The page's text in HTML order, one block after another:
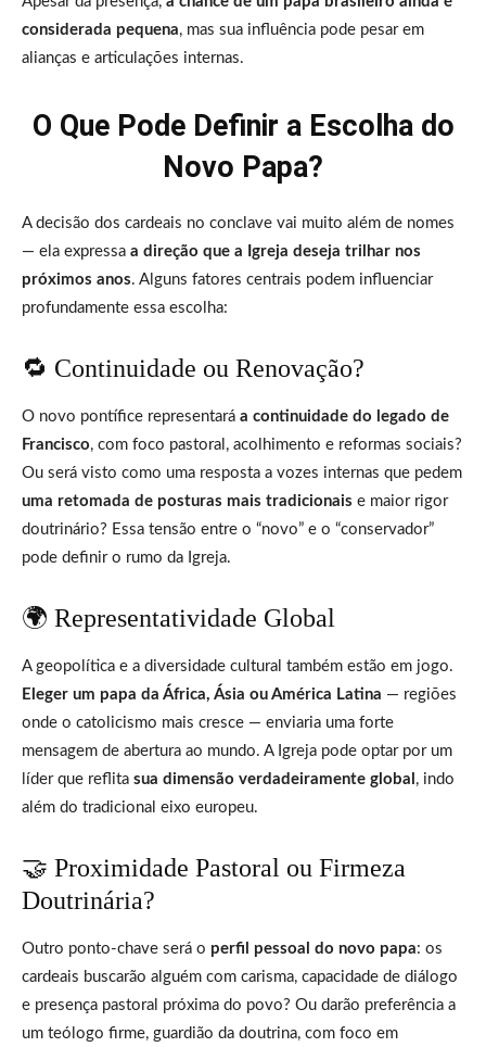
considerada pequena, mas sua influência pode pesar em
alianças e articulações internas.
O Que Pode Definir a Escolha do
Novo Papa?
A decisão dos cardeais no conclave vai muito além de nomes
— ela expressa a direção que a Igreja deseja trilhar nos
próximos anos. Alguns fatores centrais podem influenciar
profundamente essa escolha:
🔁 Continuidade ou Renovação?
O novo pontífice representará a continuidade do legado de
Francisco, com foco pastoral, acolhimento e reformas sociais?
Ou será visto como uma resposta a vozes internas que pedem
uma retomada de posturas mais tradicionais e maior rigor
doutrinário? Essa tensão entre o “novo” e o “conservador”
pode definir o rumo da Igreja.
🌍 Representatividade Global
A geopolítica e a diversidade cultural também estão em jogo.
Eleger um papa da África, Ásia ou América Latina — regiões
onde o catolicismo mais cresce — enviaria uma forte
mensagem de abertura ao mundo. A Igreja pode optar por um
líder que reflita sua dimensão verdadeiramente global , indo
além do tradicional eixo europeu.
🤝 Proximidade Pastoral ou Firmeza
Doutrinária?
Outro ponto-chave será o perfil pessoal do novo papa: os
cardeais buscarão alguém com carisma, capacidade de diálogo
e presença pastoral próxima do povo? Ou darão preferência a
um teólogo firme, guardião da doutrina, com foco em